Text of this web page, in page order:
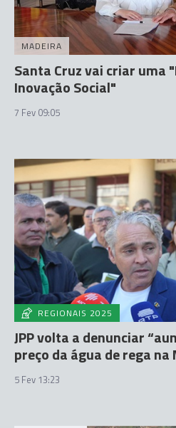
MADEIRA
Santa Cruz vai criar uma
Inovação Social"
7 Fev 09:05
REGIONAIS 2025
JPP volta a denunciar
preço da água de rega na
5 Fev 13:23